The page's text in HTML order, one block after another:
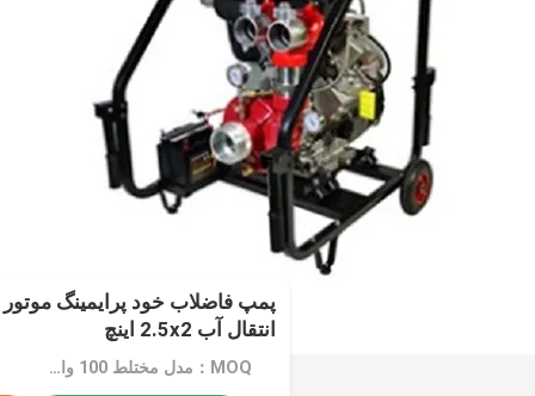
انتقال آب 2.5x2 اینچ
MOQ：مدل مختلط 100 واحدی